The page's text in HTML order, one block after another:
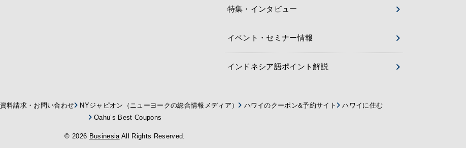
特集・インタビュー
イベント・セミナー情報
インドネシア語ポイント解説
資料請求・お問い合わせ NYジャピオン（ニューヨークの総合情報メディア） ハワイのクーポン&予約サイト
ハワイに住む
Oahu’s Best Coupons
© 2026 BusinesiaAll Rights Reserved.